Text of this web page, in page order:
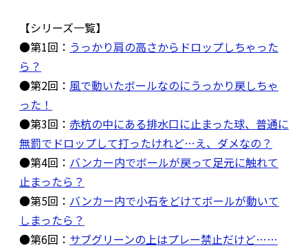
【シリーズ一覧】
●第1回： うっかり肩の高さからドロップしちゃった
ら？
●第2回： 風で動いたボールなのにうっかり戻しちゃ
った！
●第3回： 赤杭の中にある排水口に止まった球、普通に
無罰でドロップして打ったけれど…え、ダメなの？
●第4回： バンカー内でボールが戻って足元に触れて
止まったら？
●第5回： バンカー内で小石をどけてボールが動いて
しまったら？
●第6回： サブグリーンの上はプレー禁止だけど……